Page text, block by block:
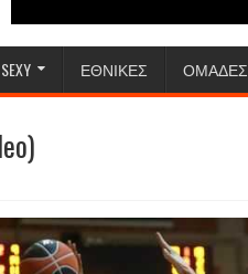
SEXY ΕΘΝΙΚΕΣ ΟΜΑΔΕΣ